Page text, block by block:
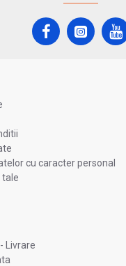
cu caracter personal
tale
Livrare